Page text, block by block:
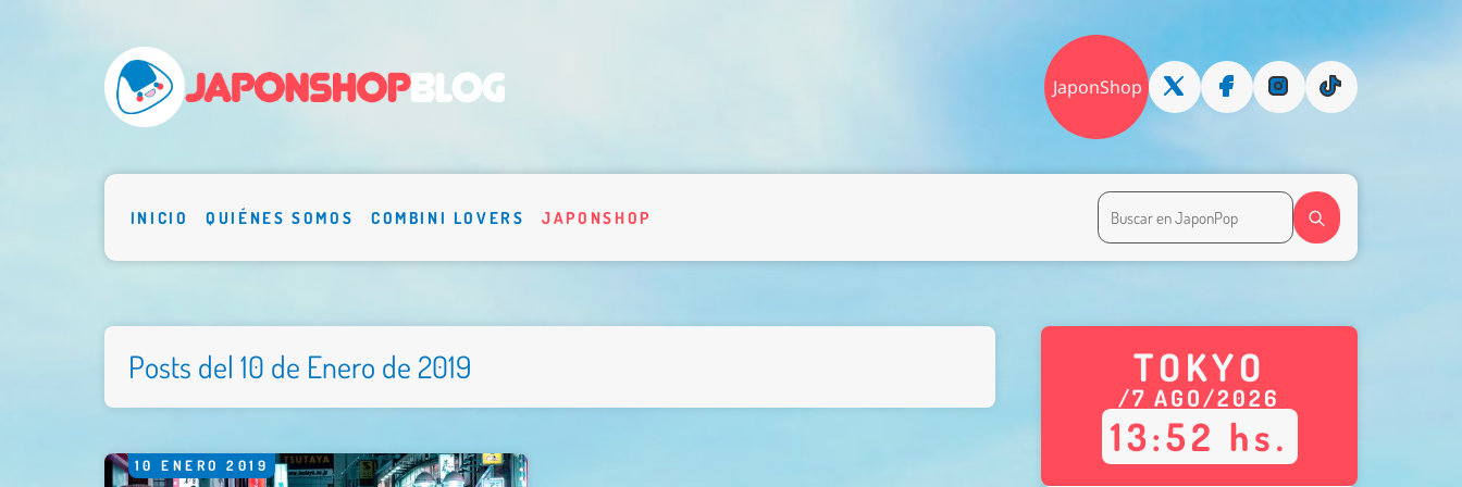
JaponShop
INICIO QUIÉNES SOMOS COMBINI LOVERS JAPONSHOP
Posts del 10 de Enero de 2019
10 ENERO 2019
TOKYO
/7 AGO/2026
13:52 hs.